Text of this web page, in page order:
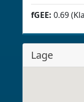
fGEE: 0.69
Lage